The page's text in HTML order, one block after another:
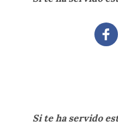
Si te ha servido